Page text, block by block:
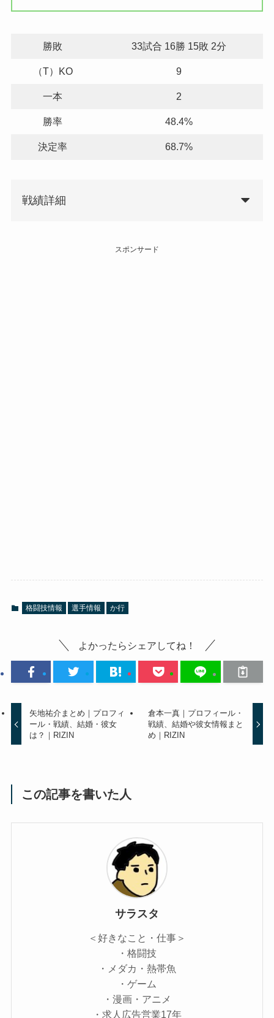
勝敗 33試合 16勝 15敗 2分
（T）KO 9
一本 2
勝率 48.4%
決定率 68.7%
戦績詳細
スポンサード
格闘技情報 選手情報 か行
よかったらシェアしてね！
矢地祐介まとめ｜プロフィ
ール・戦績、結婚・彼女
は？｜RIZIN
倉本一真｜プロフィール・
戦績、結婚や彼女情報まと
め｜RIZIN
この記事を書いた人
サラスタ
＜好きなこと・仕事＞
・格闘技
・メダカ・熱帯魚
・ゲーム
・漫画・アニメ
・求人広告営業17年